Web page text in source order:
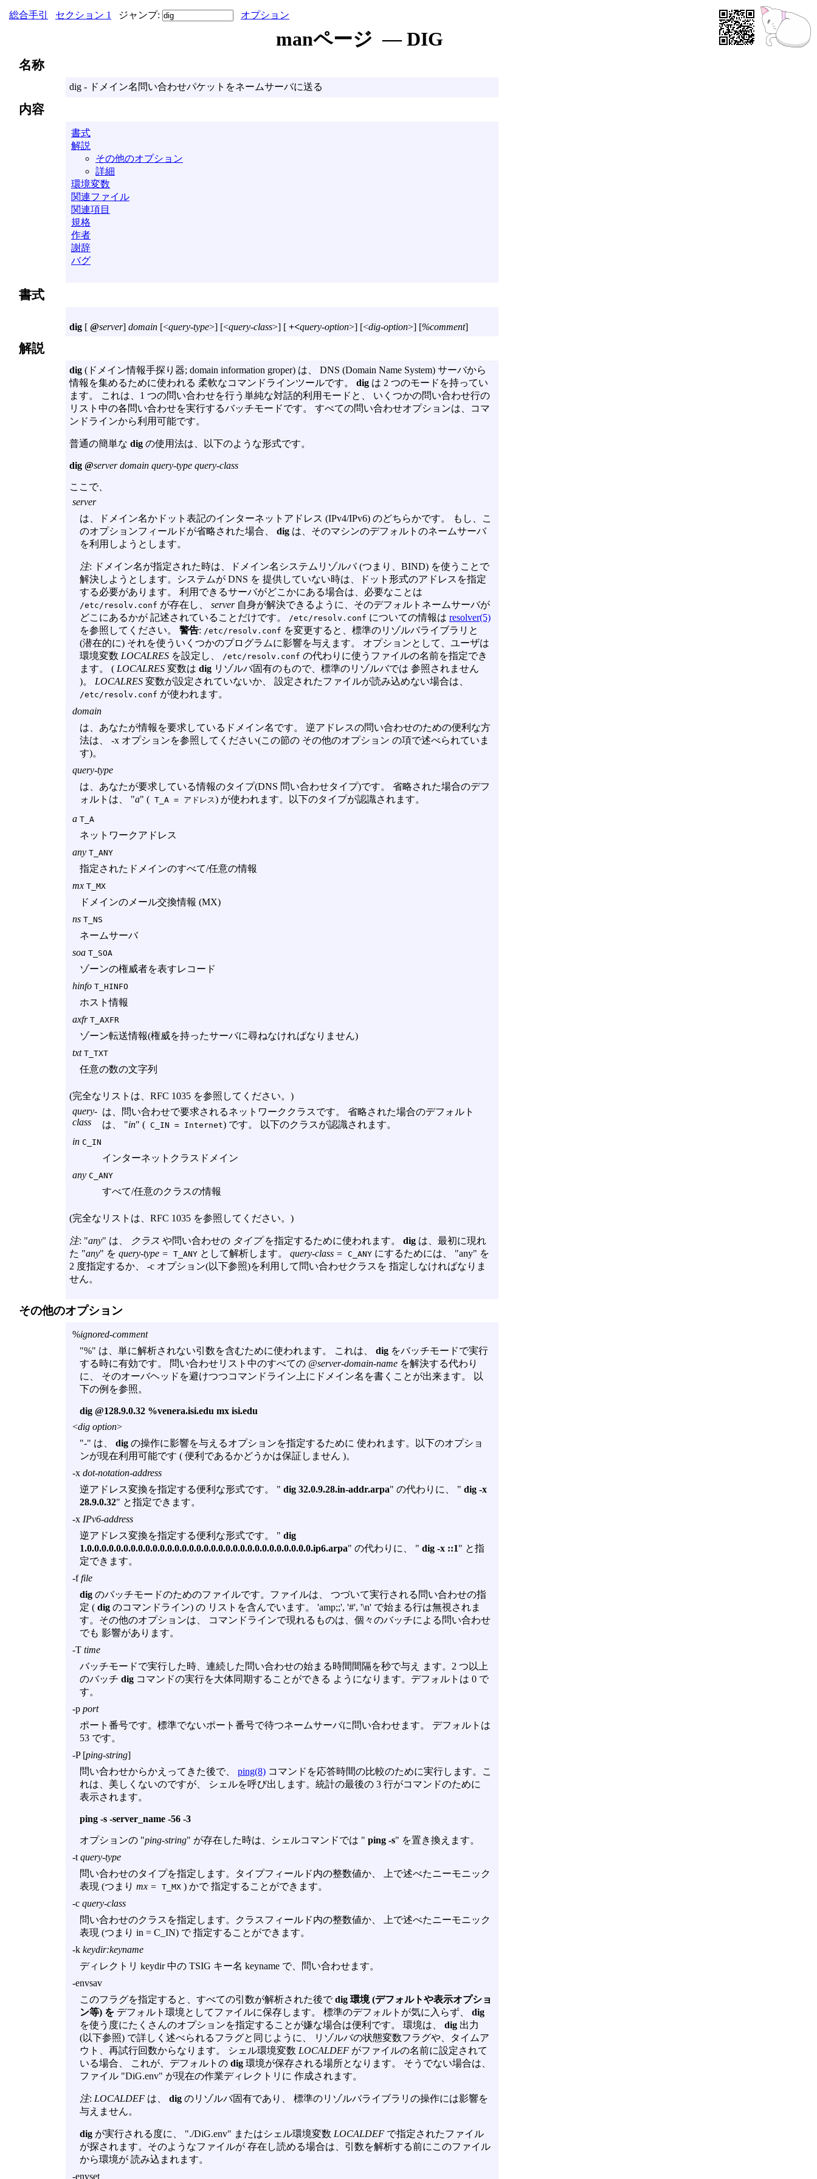
総合手引 セクション 1 ジャンプ: オプション
manページ — DIG
名称
dig - ドメイン名問い合わせパケットをネームサーバに送る
内容
書式
解説
その他のオプション
詳細
環境変数
関連ファイル
関連項目
規格
作者
謝辞
バグ
書式
dig [ @server] domain [<query-type>] [<query-class>] [ +<query-option>] [<dig-option>] [%comment]
解説
dig (ドメイン情報手探り器; domain information groper) は、 DNS (Domain Name System) サーバから
情報を集めるために使われる 柔軟なコマンドラインツールです。 dig は 2 つのモードを持ってい
ます。 これは、1 つの問い合わせを行う単純な対話的利用モードと、 いくつかの問い合わせ行の
リスト中の各問い合わせを実行するバッチモードです。 すべての問い合わせオプションは、コマ
ンドラインから利用可能です。
普通の簡単な dig の使用法は、以下のような形式です。
dig @server domain query-type query-class
ここで、
server
は、ドメイン名かドット表記のインターネットアドレス (IPv4/IPv6) のどちらかです。 もし、こ
のオプションフィールドが省略された場合、 dig は、そのマシンのデフォルトのネームサーバ
を利用しようとします。
注: ドメイン名が指定された時は、ドメイン名システムリゾルバ (つまり、BIND) を使うことで
解決しようとします。システムが DNS を 提供していない時は、ドット形式のアドレスを指定
する必要があります。 利用できるサーバがどこかにある場合は、必要なことは
/etc/resolv.conf が存在し、 server自身が解決できるように、そのデフォルトネームサーバが
どこにあるかが 記述されていることだけです。
/etc/resolv.conf についての情報は resolver(5)
を参照してください。 警告: /etc/resolv.conf を変更すると、標準のリゾルバライブラリと
(潜在的に) それを使ういくつかのプログラムに影響を与えます。 オプションとして、ユーザは
環境変数 LOCALRES を設定し、 /etc/resolv.conf の代わりに使うファイルの名前を指定でき
ます。 ( LOCALRES 変数は dig リゾルバ固有のもので、標準のリゾルバでは 参照されません
)。 LOCALRES 変数が設定されていないか、 設定されたファイルが読み込めない場合は、
/etc/resolv.conf が使われます。
domain
は、あなたが情報を要求しているドメイン名です。 逆アドレスの問い合わせのための便利な方
法は、 -x オプションを参照してください(この節の その他のオプション の項で述べられていま
す)。
query-type
は、あなたが要求している情報のタイプ(DNS 問い合わせタイプ)です。 省略された場合のデフ
ォルトは、 "a" ( T_A = アドレス) が使われます。以下のタイプが認識されます。
a T_A
ネットワークアドレス
any T_ANY
指定されたドメインのすべて/任意の情報
mx T_MX
ドメインのメール交換情報 (MX)
ns T_NS
ネームサーバ
soa T_SOA
ゾーンの権威者を表すレコード
hinfo T_HINFO
ホスト情報
axfr T_AXFR
ゾーン転送情報(権威を持ったサーバに尋ねなければなりません)
txt T_TXT
任意の数の文字列
(完全なリストは、RFC 1035 を参照してください。)
query-
class
は、問い合わせで要求されるネットワーククラスです。 省略された場合のデフォルト
は、 "in" ( C_IN = Internet) です。 以下のクラスが認識されます。
in C_IN
インターネットクラスドメイン
any C_ANY
すべて/任意のクラスの情報
(完全なリストは、RFC 1035 を参照してください。)
注: "any" は、 クラス や問い合わせの タイプを指定するために使われます。 dig は、最初に現れ
た "any" を query-type = T_ANY として解析します。 query-class = C_ANY にするためには、 "any" を
2 度指定するか、 -c オプション(以下参照)を利用して問い合わせクラスを 指定しなければなりま
せん。
その他のオプション
%ignored-comment
"%" は、単に解析されない引数を含むために使われます。 これは、 dig をバッチモードで実行
する時に有効です。 問い合わせリスト中のすべての @server-domain-name を解決する代わり
に、 そのオーバヘッドを避けつつコマンドライン上にドメイン名を書くことが出来ます。 以
下の例を参照。
dig @128.9.0.32 %venera.isi.edu mx isi.edu
<dig option>
"-" は、 dig の操作に影響を与えるオプションを指定するために 使われます。以下のオプショ
ンが現在利用可能です ( 便利であるかどうかは保証しません )。
-x dot-notation-address
逆アドレス変換を指定する便利な形式です。 " dig 32.0.9.28.in-addr.arpa" の代わりに、 " dig -x
28.9.0.32" と指定できます。
-x IPv6-address
逆アドレス変換を指定する便利な形式です。 " dig
1.0.0.0.0.0.0.0.0.0.0.0.0.0.0.0.0.0.0.0.0.0.0.0.0.0.0.0.0.0.0.0.ip6.arpa" の代わりに、 " dig -x ::1" と指
定できます。
-f file
dig のバッチモードのためのファイルです。ファイルは、 つづいて実行される問い合わせの指
定 ( dig のコマンドライン) の リストを含んでいます。 'amp;;', '#', '\n' で始まる行は無視されま
す。その他のオプションは、 コマンドラインで現れるものは、個々のバッチによる問い合わせ
でも 影響があります。
-T time
バッチモードで実行した時、連続した問い合わせの始まる時間間隔を秒で与え ます。2 つ以上
のバッチ dig コマンドの実行を大体同期することができる ようになります。デフォルトは 0 で
す。
-p port
ポート番号です。標準でないポート番号で待つネームサーバに問い合わせます。 デフォルトは
53 です。
-P[ping-string]
問い合わせからかえってきた後で、 ping(8) コマンドを応答時間の比較のために実行します。こ
れは、美しくないのですが、 シェルを呼び出します。統計の最後の 3 行がコマンドのために
表示されます。
ping -s -server_name -56 -3
オプションの "ping-string" が存在した時は、シェルコマンドでは " ping -s" を置き換えます。
-t query-type
問い合わせのタイプを指定します。タイプフィールド内の整数値か、 上で述べたニーモニック
表現 (つまり mx = T_MX ) かで 指定することができます。
-c query-class
問い合わせのクラスを指定します。クラスフィールド内の整数値か、 上で述べたニーモニック
表現 (つまり in = C_IN) で 指定することができます。
-k keydir:keyname
ディレクトリ keydir 中の TSIG キー名 keyname で、問い合わせます。
-envsav
このフラグを指定すると、すべての引数が解析された後でdig 環境 (デフォルトや表示オプショ
ン等) を デフォルト環境としてファイルに保存します。 標準のデフォルトが気に入らず、 dig
を使う度にたくさんのオプションを指定することが嫌な場合は便利です。 環境は、 dig 出力
(以下参照) で詳しく述べられるフラグと同じように、 リゾルバの状態変数フラグや、タイムア
ウト、再試行回数からなります。 シェル環境変数 LOCALDEF がファイルの名前に設定されて
いる場合、 これが、デフォルトの dig 環境が保存される場所となります。 そうでない場合は、
ファイル "DiG.env" が現在の作業ディレクトリに 作成されます。
注: LOCALDEF は、 dig のリゾルバ固有であり、 標準のリゾルバライブラリの操作には影響を
与えません。
dig が実行される度に、 "./DiG.env" またはシェル環境変数 LOCALDEF で指定されたファイル
が探されます。そのようなファイルが 存在し読める場合は、引数を解析する前にこのファイル
から環境が 読み込まれます。
-envset